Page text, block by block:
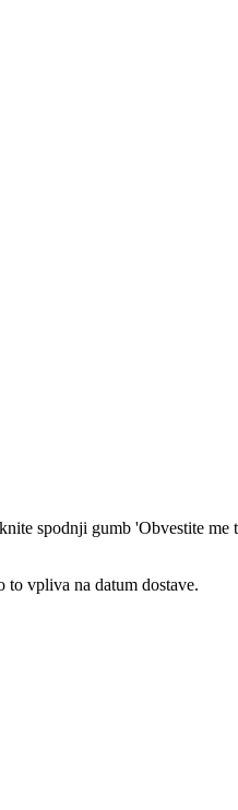
spodnji gumb 'Obvestite me
to vpliva na datum dostave.